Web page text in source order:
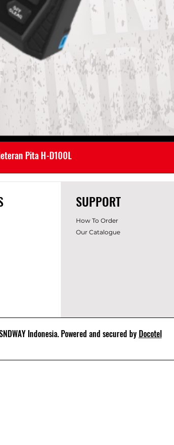
Pita H-D100L
SUPPORT
How To Order
Our Catalogue
Indonesia. Powered and secured by Docotel